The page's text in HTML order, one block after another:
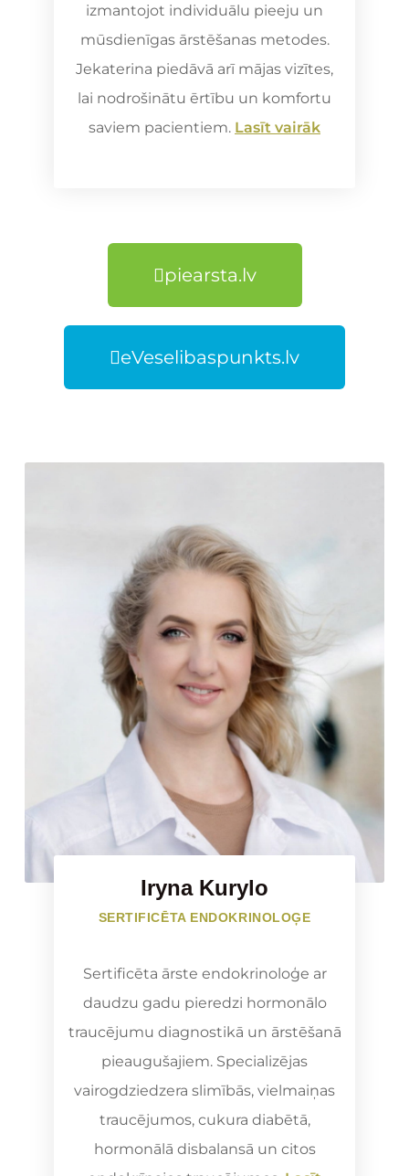
izmantojot individuālu pieeju un
mūsdienīgas ārstēšanas metodes.
Jekaterina piedāvā arī mājas vizītes,
lai nodrošinātu ērtību un komfortu
saviem pacientiem. Lasīt vairāk
piearsta.lv
eVeselibaspunkts.lv
Iryna Kurylo
SERTIFICĒTA ENDOKRINOLOĢE
Sertificēta ārste endokrinoloģe ar
daudzu gadu pieredzi hormonālo
traucējumu diagnostikā un ārstēšanā
pieaugušajiem. Specializējas
vairogdziedzera slimībās, vielmaiņas
traucējumos, cukura diabētā,
hormonālā disbalansā un citos